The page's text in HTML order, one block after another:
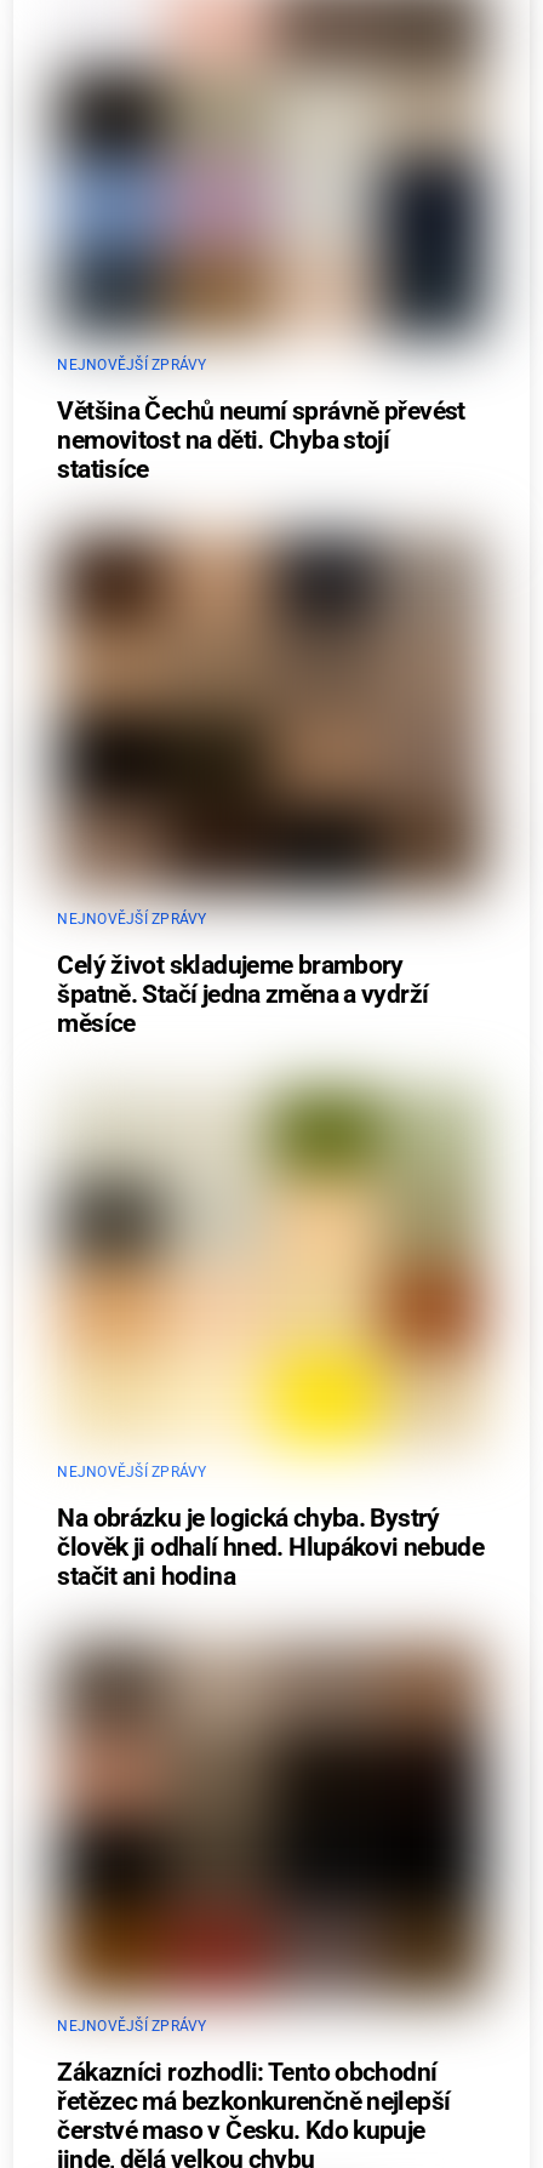
NEJNOVĚJŠÍ ZPRÁVY
Většina Čechů neumí správně převést
nemovitost na děti. Chyba stojí
statisíce
NEJNOVĚJŠÍ ZPRÁVY
Celý život skladujeme brambory
špatně. Stačí jedna změna a vydrží
měsíce
NEJNOVĚJŠÍ ZPRÁVY
Na obrázku je logická chyba. Bystrý
člověk ji odhalí hned. Hlupákovi nebude
stačit ani hodina
NEJNOVĚJŠÍ ZPRÁVY
Zákazníci rozhodli: Tento obchodní
řetězec má bezkonkurenčně nejlepší
čerstvé maso v Česku. Kdo kupuje
jinde, dělá velkou chybu